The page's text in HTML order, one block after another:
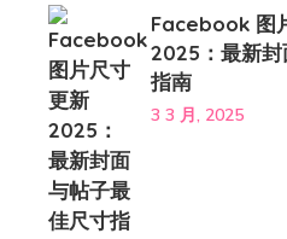
Facebook 图
2025：最新
指南
3 3 月, 2025